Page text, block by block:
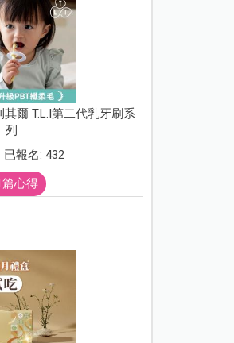
其爾 T.L.I第二代乳牙刷系
列
已報名: 432
篇心得